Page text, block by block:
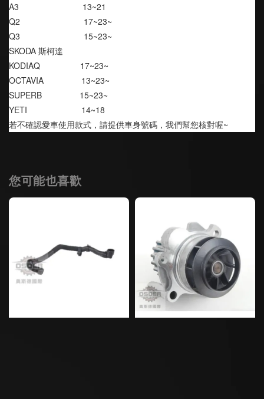
A3                           13~21
Q2                           17~23~
Q3                           15~23~
SKODA 斯柯達
KODIAQ                 17~23~
OCTAVIA                13~23~
SUPERB                15~23~
YETI                       14~18
若不確認愛車使用款式，請提供車身號碼，我們幫您核對喔~
您可能也喜歡